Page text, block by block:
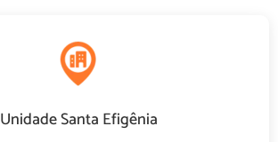
Unidade Santa Efigênia